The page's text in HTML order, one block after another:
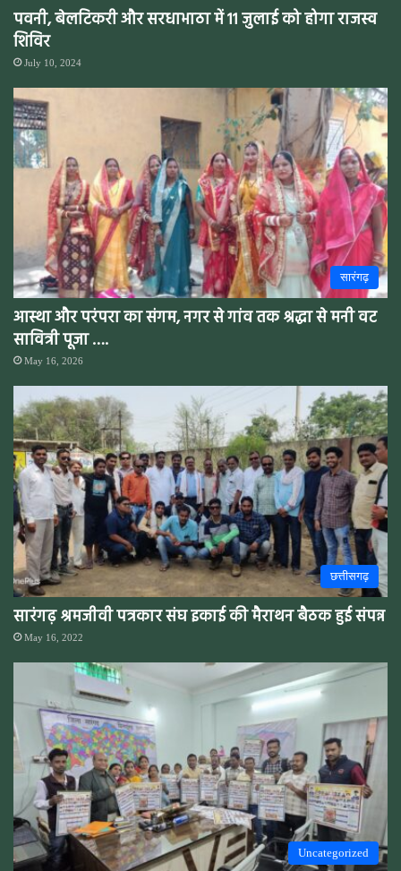
पवनी, बेलटिकरी और सरधाभाठा में 11 जुलाई को होगा राजस्व
शिविर
July 10, 2024
सारंगढ़
आस्था और परंपरा का संगम, नगर से गांव तक श्रद्धा से मनी वट
सावित्री पूजा ….
May 16, 2026
छत्तीसगढ़
सारंगढ़ श्रमजीवी पत्रकार संघ इकाई की मैराथन बैठक हुई संपन्न
May 16, 2022
Uncategorized